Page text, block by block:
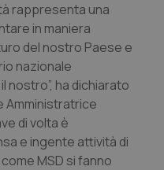
rappresenta una
in maniera
del nostro Paese e
nazionale
nostro”, ha dichiarato
Amministratrice
di volta è
e ingente attività di
MSD si fanno